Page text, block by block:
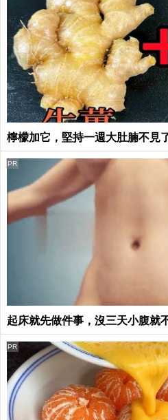
檸檬加它，堅持一週大肚腩不見
起床就先做件事，沒三天小腹就
PR
PR